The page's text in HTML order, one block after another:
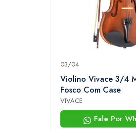
03/04
Violino Vivace 3/4
Fosco Com Case
VIVACE
Fale Por